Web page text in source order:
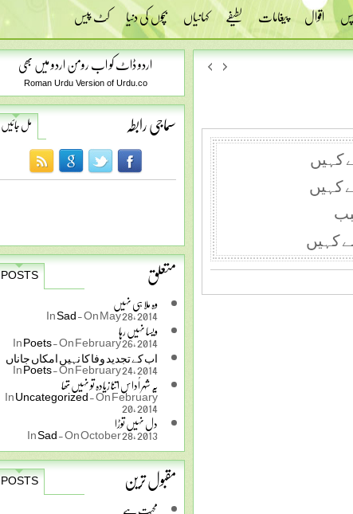
اقوال پیغامات لطیفے کہانیاں بچوں کی دنیا کٹ پیس
اردو ڈاٹ کو اب رومن اردو میں بھی
Roman Urdu Version of Urdu.co
سماجی رابطہ مل جائیں
متعلق
POSTS
وہ ملا ہی نہیں
InSad-On May 28, 2014
ویسا نہیں رہا InPoets-On February 26, 2014
ﺍﺏ ﮐﮯ ﺗﺠﺪﯾﺪ ﻭﻓﺎ ﮐﺎ ﻧﮩﯿﮟ ﺍﻣﮑﺎﮞ ﺟﺎﻧﺎﮞ
InPoets-On February 24, 2014
یہ شہر اُداس اتنا زیادہ تو نہیں تھا InUncategorized-On February
20, 2014
دل نہیں توڑا InSad-On October 28, 2013
مقبول ترین
POSTS
ﮐﮩﯿﮟ
ﮐﮩﯿﮟ
ﮐﮩﯿﮟ